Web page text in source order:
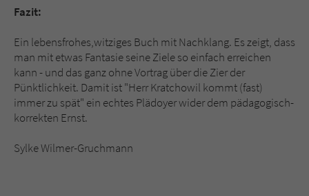
Fazit:
Ein lebensfrohes,witziges Buch mit Nachklang. Es zeigt, dass
man mit etwas Fantasie seine Ziele so einfach erreichen
kann - und das ganz ohne Vortrag über die Zier der
Pünktlichkeit. Damit ist "Herr Kratchowil kommt (fast)
immer zu spät" ein echtes Plädoyer wider dem pädagogisch-
korrekten Ernst.
Sylke Wilmer-Gruchmann